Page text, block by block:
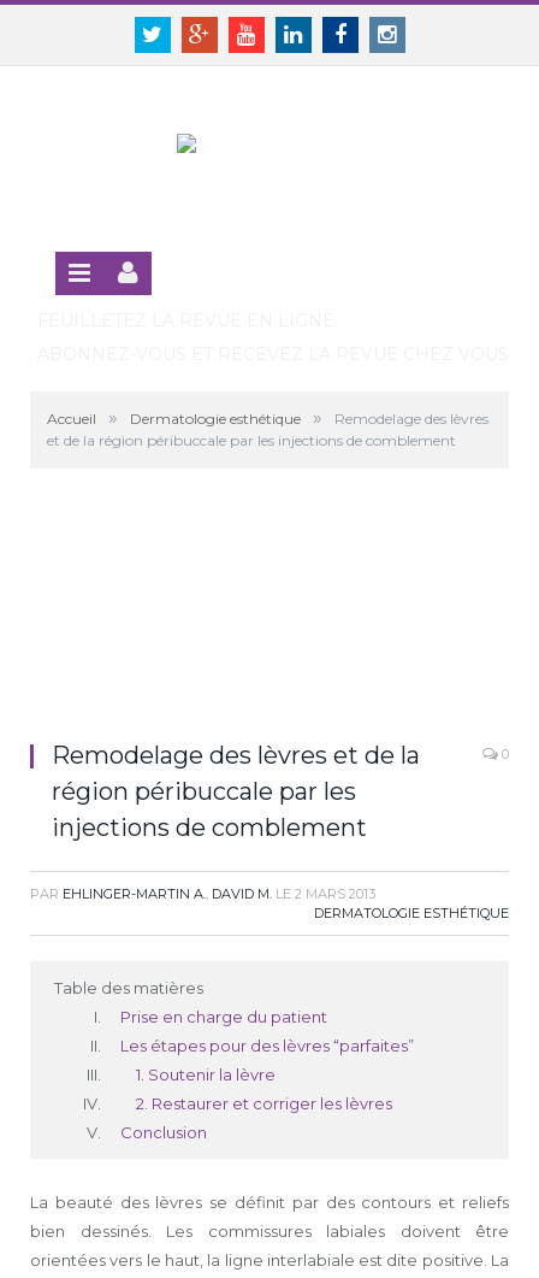
Panneau de gestion des cookies
TwitterGoogle+YoutubeLinkedinFacebookInstagram
SE CONNECTER
Accueil » Dermatologie esthétique »
Remodelage des lèvres
et de la région péribuccale par les injections de comblement
Remodelage des lèvres et de la
région péribuccale par les
injections de comblement
0
PAR EHLINGER-MARTIN A., DAVID M. LE 2 MARS 2013
DERMATOLOGIE ESTHÉTIQUE
Table des matières
Prise en charge du patient
Les étapes pour des lèvres “parfaites”
1. Soutenir la lèvre
2. Restaurer et corriger les lèvres
Conclusion
La beauté des lèvres se définit par des contours et reliefs
bien dessinés. Les commissures labiales doivent être
orientées vers le haut, la ligne interlabiale est dite positive. La